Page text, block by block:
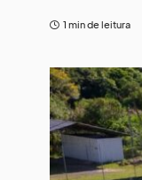
1 min de leitura